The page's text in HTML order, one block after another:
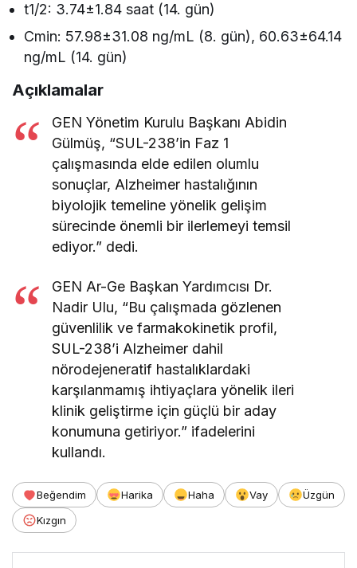
t1/2: 3.74±1.84 saat (14. gün)
Cmin: 57.98±31.08 ng/mL (8. gün), 60.63±64.14
ng/mL (14. gün)
Açıklamalar
GEN Yönetim Kurulu Başkanı Abidin
Gülmüş, “SUL-238’in Faz 1
çalışmasında elde edilen olumlu
sonuçlar, Alzheimer hastalığının
biyolojik temeline yönelik gelişim
sürecinde önemli bir ilerlemeyi temsil
ediyor.” dedi.
GEN Ar-Ge Başkan Yardımcısı Dr.
Nadir Ulu, “Bu çalışmada gözlenen
güvenlilik ve farmakokinetik profil,
SUL-238’i Alzheimer dahil
nörodejeneratif hastalıklardaki
karşılanmamış ihtiyaçlara yönelik ileri
klinik geliştirme için güçlü bir aday
konumuna getiriyor.” ifadelerini
kullandı.
Beğendim Harika Haha Vay
Üzgün
Kızgın